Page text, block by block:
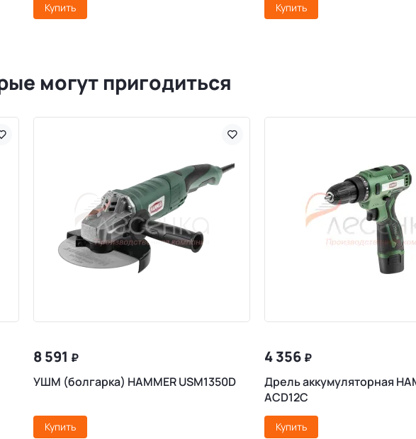
Купить Купить
могут пригодиться
8 591 ₽
УШМ (болгарка) HAMMER USM1350D
Купить
4 356 ₽
Дрель аккумуляторная
ACD12C
Купить